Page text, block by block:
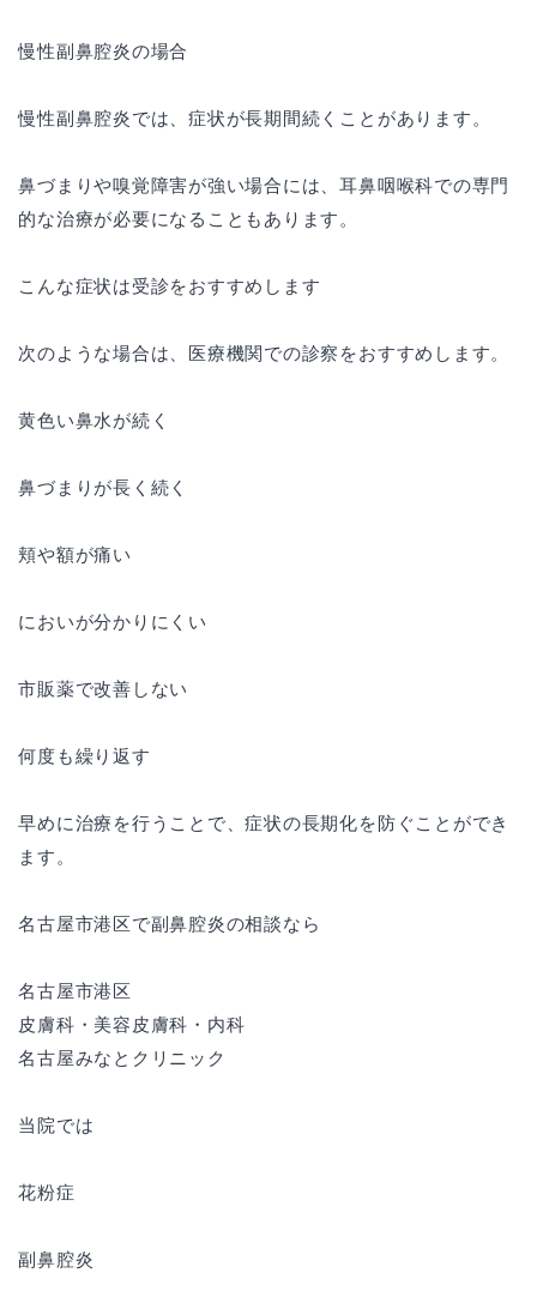
慢性副鼻腔炎の場合
慢性副鼻腔炎では、症状が長期間続くことがあります。
鼻づまりや嗅覚障害が強い場合には、耳鼻咽喉科での専門
的な治療が必要になることもあります。
こんな症状は受診をおすすめします
次のような場合は、医療機関での診察をおすすめします。
黄色い鼻水が続く
鼻づまりが長く続く
頬や額が痛い
においが分かりにくい
市販薬で改善しない
何度も繰り返す
早めに治療を行うことで、症状の長期化を防ぐことができ
ます。
名古屋市港区で副鼻腔炎の相談なら
名古屋市港区
皮膚科・美容皮膚科・内科
名古屋みなとクリニック
当院では
花粉症
副鼻腔炎